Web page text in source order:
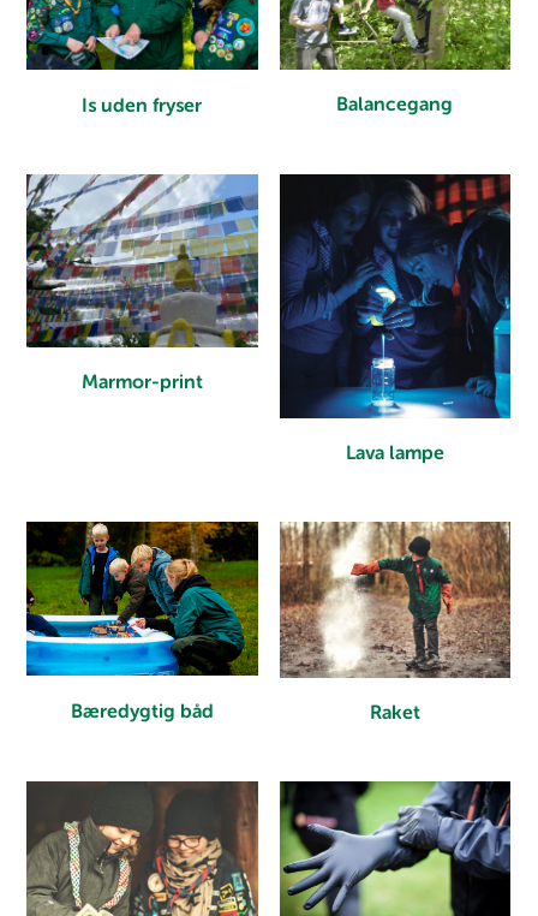
Is uden fryser Balancegang
Marmor-print
Lava lampe
Bæredygtig båd Raket